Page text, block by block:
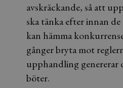
avskräckande, så att
ska tänka efter innan
kan hämma
gånger bryta mot
upphandling genererar
böter.